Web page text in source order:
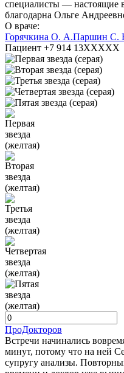
специалисты — настоящие
благодарна Ольге
О враче:
Горячкина О. А.Паршин С.
Пациент +7 914 13XXXXX
ПроДокторов
Встречи начинались
минут, потому что на ней
супругу анализы.